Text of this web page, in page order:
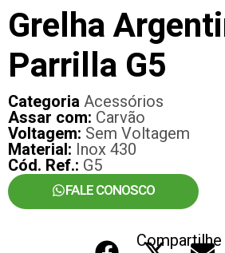
Grelha
Parrilla G5
CategoriaAcessórios
Assar com: Carvão
Voltagem: Sem Voltagem
Material: Inox 430
Cód. Ref.: G5
FALE CONOSCO
Compartilhe